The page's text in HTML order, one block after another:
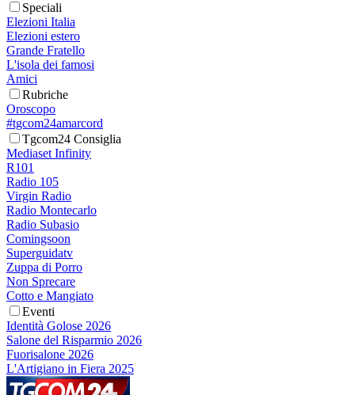
Speciali
Elezioni Italia
Elezioni estero
Grande Fratello
L'isola dei famosi
Amici
Rubriche
Oroscopo
#tgcom24amarcord
Tgcom24 Consiglia
Mediaset Infinity
R101
Radio 105
Virgin Radio
Radio Montecarlo
Radio Subasio
Comingsoon
Superguidatv
Zuppa di Porro
Non Sprecare
Cotto e Mangiato
Eventi
Identità Golose 2026
Salone del Risparmio 2026
Fuorisalone 2026
L'Artigiano in Fiera 2025